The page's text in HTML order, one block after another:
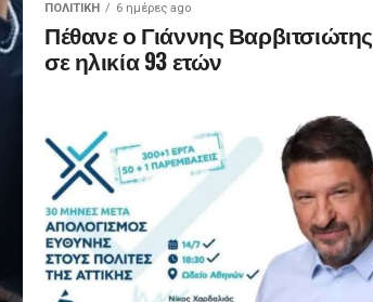
ΠΟΛΙΤΙΚΉ 6 ημέρες ago
Πέθανε ο Γιάννης Βαρβιτσιώτης
σε ηλικία 93 ετών